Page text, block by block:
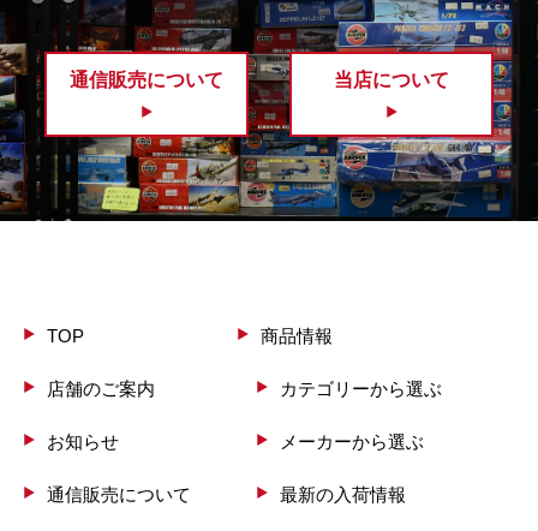
通信販売について 当店について
TOP
店舗のご案内
お知らせ
通信販売について
商品情報
カテゴリーから選ぶ
メーカーから選ぶ
最新の入荷情報